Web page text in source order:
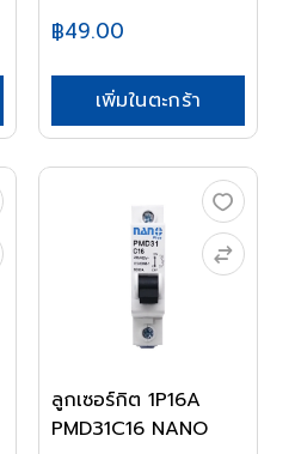
฿49.00
เพิ่มในตะกร้า
ลูกเซอร์กิต 1P16A
PMD31C16 NANO